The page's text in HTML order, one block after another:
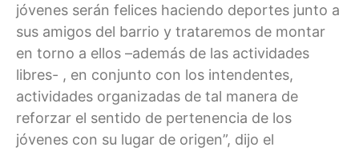
jóvenes serán felices haciendo deportes junto a
sus amigos del barrio y trataremos de montar
en torno a ellos –además de las actividades
libres- , en conjunto con los intendentes,
actividades organizadas de tal manera de
reforzar el sentido de pertenencia de los
jóvenes con su lugar de origen”, dijo el